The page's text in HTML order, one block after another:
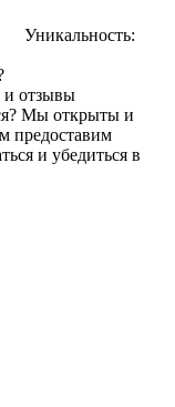
Уникальность:
отзывы
Мы открыты и
предоставим
и убедиться в